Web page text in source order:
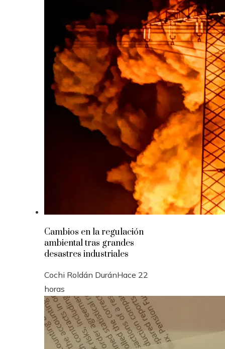
Cambios en la regulación
ambiental tras grandes
desastres industriales
Cochi Roldán DuránHace 22
horas